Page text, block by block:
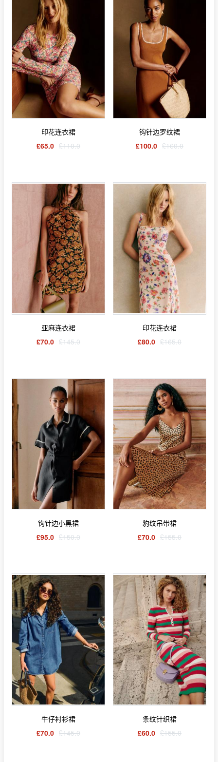
印花连衣裙
£65.0 £110.0
钩针边罗纹裙
£100.0 £160.0
亚麻连衣裙
£70.0 £145.0
印花连衣裙
£80.0 £165.0
钩针边小黑裙
£95.0 £150.0
豹纹吊带裙
£70.0 £155.0
牛仔衬衫裙
£70.0 £145.0
条纹针织裙
£60.0 £155.0